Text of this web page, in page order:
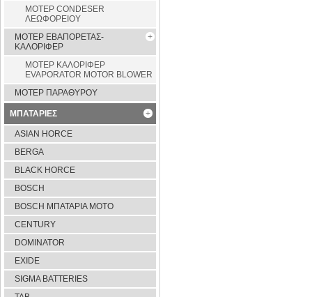
ΜΟΤΕΡ CONDESER
ΛΕΩΦΟΡΕΙΟΥ
ΜΟΤΕΡ ΕΒΑΠΟΡΕΤΑΣ-
ΚΑΛΟΡΙΦΕΡ
ΜΟΤΕΡ ΚΑΛΟΡΙΦΕΡ
EVAPORATOR MOTOR BLOWER
ΜΟΤΕΡ ΠΑΡΑΘΥΡΟΥ
ΜΠΑΤΑΡΙΕΣ
ASIAN HORCE
BERGA
BLACK HORCE
BOSCH
BOSCH ΜΠΑΤΑΡΙΑ ΜΟΤΟ
CENTURY
DOMINATOR
EXIDE
SIGMA BATTERIES